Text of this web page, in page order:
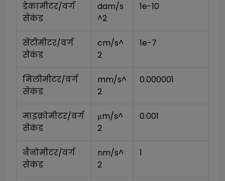
डेकामीटर/वर्ग
सेकंड
dam/s
^2
1e-10
सेंटीमीटर/वर्ग
सेकंड
cm/s^
2
1e-7
मिलीमीटर/वर्ग
सेकंड
mm/s^
2
0.000001
माइक्रोमीटर/वर्ग
सेकंड
μm/s^
2
0.001
नैनोमीटर/वर्ग
सेकंड
nm/s^
2
1